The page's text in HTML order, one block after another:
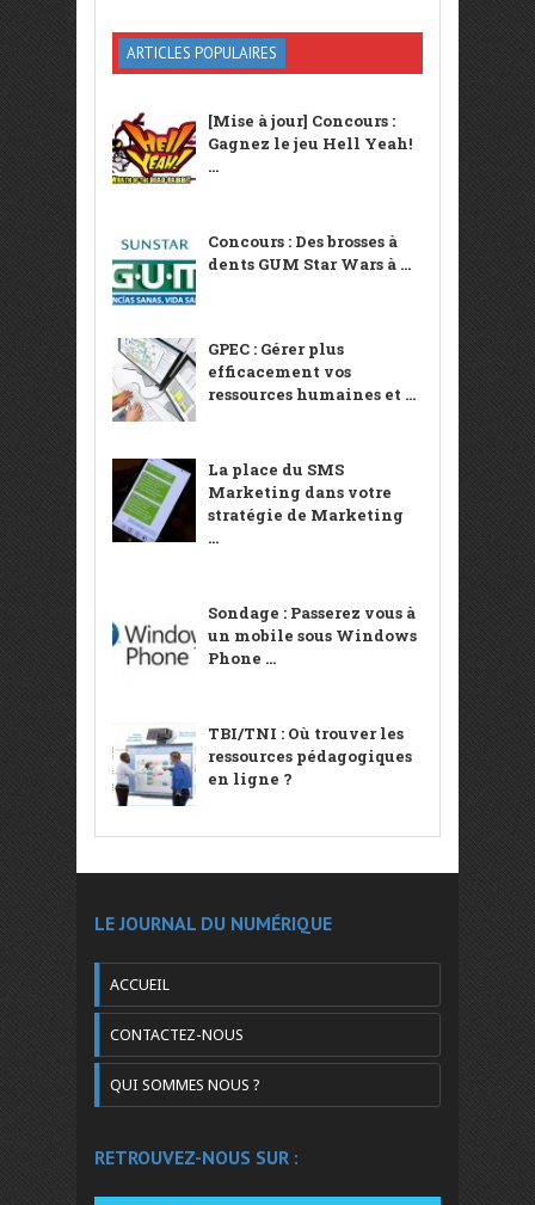
ARTICLES POPULAIRES
[Mise à jour] Concours :
Gagnez le jeu Hell Yeah!
...
Concours : Des brosses à
dents GUM Star Wars à ...
GPEC : Gérer plus
efficacement vos
ressources humaines et ...
La place du SMS
Marketing dans votre
stratégie de Marketing
...
Sondage : Passerez vous à
un mobile sous Windows
Phone ...
TBI/TNI : Où trouver les
ressources pédagogiques
en ligne ?
LE JOURNAL DU NUMÉRIQUE
ACCUEIL
CONTACTEZ-NOUS
QUI SOMMES NOUS ?
RETROUVEZ-NOUS SUR :